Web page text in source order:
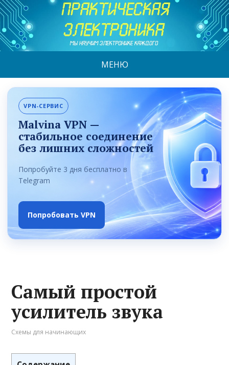
МЕНЮ
VPN-СЕРВИС
Malvina VPN —
стабильное соединение
без лишних сложностей
Попробуйте 3 дня бесплатно в
Telegram
Попробовать VPN
Самый простой
усилитель звука
Схемы для начинающих